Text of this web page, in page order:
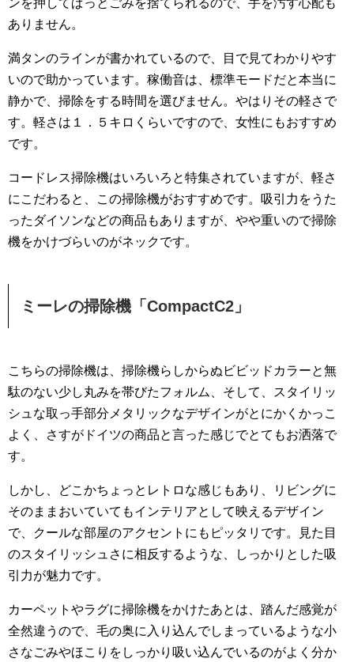
ンを押してぱっとごみを捨てられるので、手を汚す心配も
ありません。
満タンのラインが書かれているので、目で見てわかりやす
いので助かっています。稼働音は、標準モードだと本当に
静かで、掃除をする時間を選びません。やはりその軽さで
す。軽さは１．５キロくらいですので、女性にもおすすめ
です。
コードレス掃除機はいろいろと特集されていますが、軽さ
にこだわると、この掃除機がおすすめです。吸引力をうた
ったダイソンなどの商品もありますが、やや重いので掃除
機をかけづらいのがネックです。
ミーレの掃除機「CompactC2」
こちらの掃除機は、掃除機らしからぬビビッドカラーと無
駄のない少し丸みを帯びたフォルム、そして、スタイリッ
シュな取っ手部分メタリックなデザインがとにかくかっこ
よく、さすがドイツの商品と言った感じでとてもお洒落で
す。
しかし、どこかちょっとレトロな感じもあり、リビングに
そのままおいていてもインテリアとして映えるデザイン
で、クールな部屋のアクセントにもピッタリです。見た目
のスタイリッシュさに相反するような、しっかりとした吸
引力が魅力です。
カーペットやラグに掃除機をかけたあとは、踏んだ感覚が
全然違うので、毛の奥に入り込んでしまっているような小
さなごみやほこりをしっかり吸い込んでいるのがよく分か